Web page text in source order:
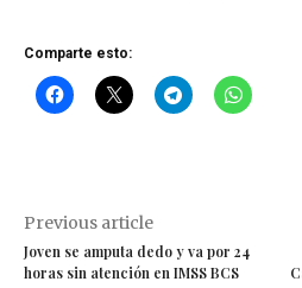
Comparte esto:
Previous article
Joven se amputa dedo y va por 24
horas sin atención en IMSS BCS